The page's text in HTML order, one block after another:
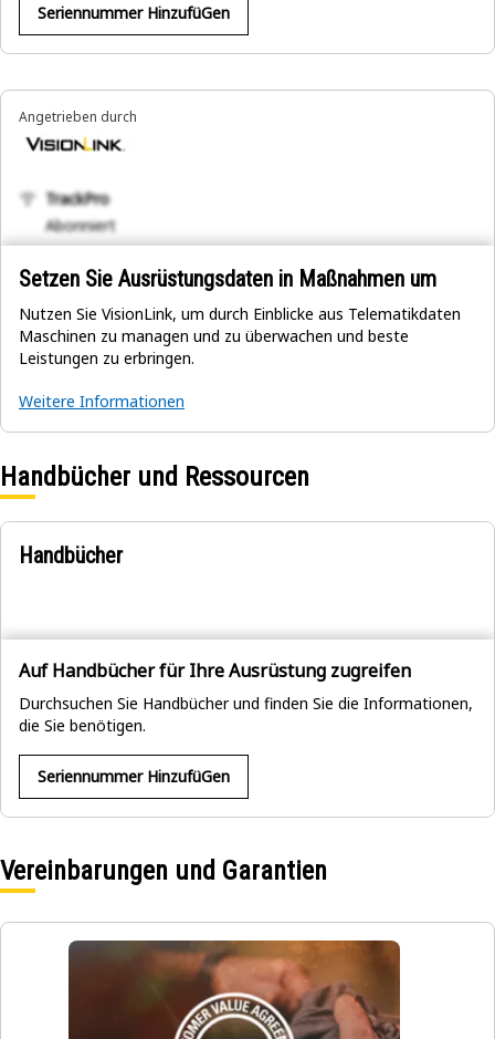
Seriennummer HinzufüGen
Angetrieben durch
TrackPro
Abonniert
Setzen Sie Ausrüstungsdaten in Maßnahmen um
Nutzen Sie VisionLink, um durch Einblicke aus Telematikdaten
Maschinen zu managen und zu überwachen und beste
Leistungen zu erbringen.
Weitere Informationen
Handbücher und Ressourcen
Handbücher
Auf Handbücher für Ihre Ausrüstung zugreifen
Durchsuchen Sie Handbücher und finden Sie die Informationen,
die Sie benötigen.
Seriennummer HinzufüGen
Vereinbarungen und Garantien